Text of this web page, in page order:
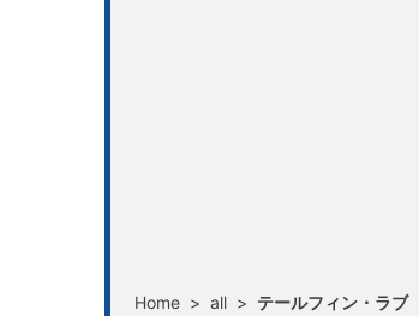
Home > all > テールフィン・ラブ